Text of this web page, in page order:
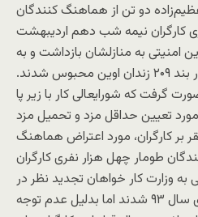
دو تن از هماهنگ کنندگان
کارگران نیمه شب دهم اردیبهشت
امنیتی به منازلشان بازداشت و به
ترتیب مدت ۲۳ و ۴۶ روز در بند ۲۰۹ زندان اوین محبوس شدند.
گرفت که شورایعالی کار با زیر پا
کار در مورد تعیین حداقل مزد و تحمیل مزد
بر کارگران، مورد اعتراض هماهنگ
طومار چهل هزار نفری کارگران
به وزارت کار خواهان تجدید نظر در
حداقل مزد تعیین شده برای سال ۹۳ شدند اما بدلیل عدم توجه